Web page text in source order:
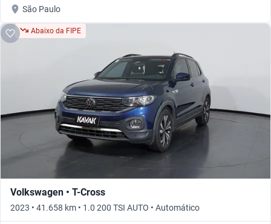
São Paulo
Abaixo da FIPE
Volkswagen • T-Cross
2023 • 41.658 km • 1.0 200 TSI AUTO • Automático